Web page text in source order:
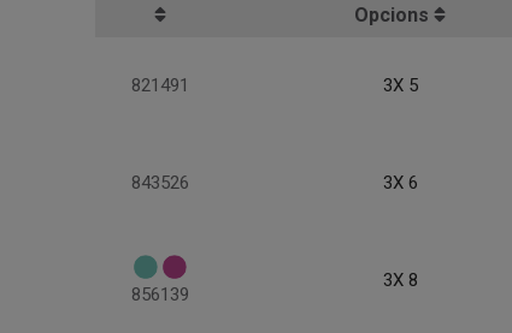
Opcions
821491 3X 5
843526 3X 6
856139
3X 8